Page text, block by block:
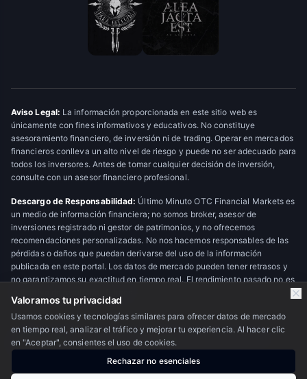
Aviso Legal: La información proporcionada en este sitio web es
únicamente con fines informativos y educativos. No constituye
asesoramiento financiero, de inversión ni de trading. Operar en mercados
financieros conlleva un alto nivel de riesgo y puede no ser adecuado para
todos los inversores. Antes de tomar cualquier decisión de inversión,
consulte con un asesor financiero profesional.
Descargo de Responsabilidad: Último Minuto OTC Financial Markets es
un medio de información financiera; no somos broker, asesor de
inversiones registrado ni gestor de patrimonios, y no ofrecemos
recomendaciones personalizadas. No nos hacemos responsables de las
pérdidas o daños que puedan derivarse del uso de la información
publicada en este portal. Los datos de mercado pueden tener retrasos y
no garantizamos su exactitud en tiempo real. El rendimiento pasado no es
© 2026 Último Minuto OTC Financial Markets. Todos los derechos
reservados.
Escudo OTC
Nosotros·Privacidad·Contacto
Valoramos tu privacidad
Usamos cookies y tecnologías similares para ofrecer datos de mercado
en tiempo real, analizar el tráfico y mejorar tu experiencia. Al hacer clic
en "Aceptar", consientes el uso de cookies.
Rechazar no esenciales